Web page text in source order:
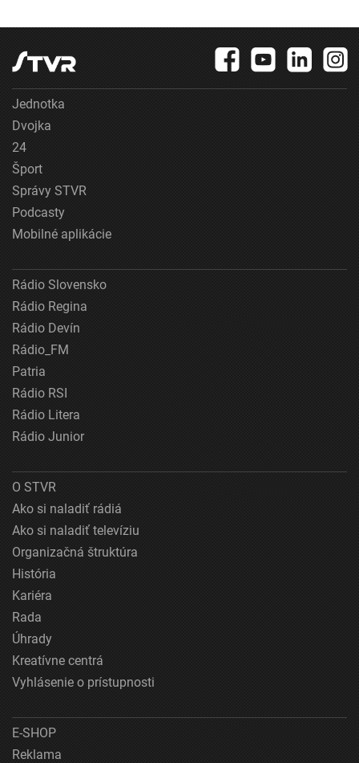
Jednotka
Dvojka
24
Šport
Správy STVR
Podcasty
Mobilné aplikácie
Rádio Slovensko
Rádio Regina
Rádio Devín
Rádio_FM
Patria
Rádio RSI
Rádio Litera
Rádio Junior
O STVR
Ako si naladiť rádiá
Ako si naladiť televíziu
Organizačná štruktúra
História
Kariéra
Rada
Úhrady
Kreatívne centrá
Vyhlásenie o prístupnosti
E-SHOP
Reklama